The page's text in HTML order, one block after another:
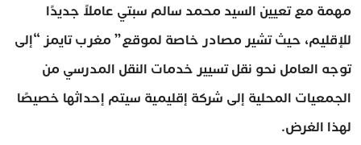
مهمة مع تعيين السيد محمد سالم سبتي عاملاً جديدًا
للإقليم، حيث تشير مصادر خاصة لموقع” مغرب تايمز “إلى
توجه العامل نحو نقل تسيير خدمات النقل المدرسي من
الجمعيات المحلية إلى شركة إقليمية سيتم إحداثها خصيصًا
لهذا الغرض.